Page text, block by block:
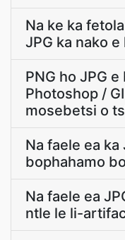
Na ke ka
JPG ka nako e
PNG ho JPG
Photoshop /
mosebetsi o
Na faele ea ka
bophahamo
Na faele ea
ntle le li-